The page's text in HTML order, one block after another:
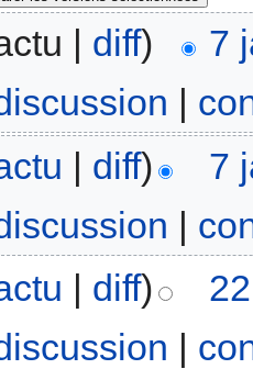
| diff)
7
|
| diff)
7
|
| diff)
|